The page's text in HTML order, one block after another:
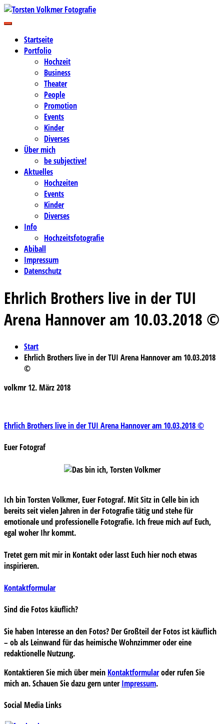
Zum
Inhalt
Torsten Volkmer Fotografie
Business-, Portrait- und Hochzeitsfotografie
Startseite
Portfolio
Hochzeit
Business
Theater
People
Promotion
Events
Kinder
Diverses
Über mich
be subjective!
Aktuelles
Hochzeiten
Events
Kinder
Diverses
Info
Hochzeitsfotografie
Abiball
Impressum
Datenschutz
Ehrlich Brothers live in der TUI
Arena Hannover am 10.03.2018 ©
Start
Ehrlich Brothers live in der TUI Arena Hannover am 10.03.2018
©
volkmr 12. März 2018
Beitragsnavigation
Ehrlich Brothers live in der TUI Arena Hannover am 10.03.2018 ©
Euer Fotograf
Ich bin Torsten Volkmer, Euer Fotograf. Mit Sitz in Celle bin ich
bereits seit vielen Jahren in der Fotografie tätig und stehe für
emotionale und professionelle Fotografie. Ich freue mich auf Euch,
egal woher Ihr kommt.
Tretet gern mit mir in Kontakt oder lasst Euch hier noch etwas
inspirieren.
Kontaktformular
Sind die Fotos käuflich?
Sie haben Interesse an den Fotos? Der Großteil der Fotos ist käuflich
– ob als Leinwand für das heimische Wohnzimmer oder eine
redaktionelle Nutzung.
Kontaktieren Sie mich über mein Kontaktformularoder rufen Sie
mich an. Schauen Sie dazu gern unterImpressum.
Social Media Links